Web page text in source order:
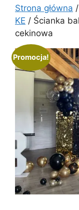
Strona główna /
KE / Ścianka
cekinowa
Promocja!